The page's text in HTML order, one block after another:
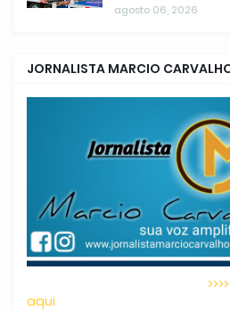
agosto 06, 2026
JORNALISTA MARCIO
aqui